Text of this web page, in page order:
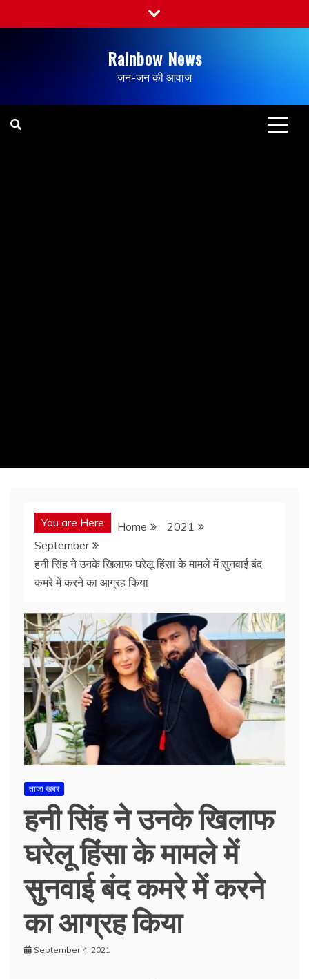
Rainbow News
जन-जन की आवाज
You are Here Home
2021
September
हनी सिंह ने उनके खिलाफ घरेलू हिंसा के मामले में सुनवाई बंद
कमरे में करने का आग्रह किया
ताजा खबर
हनी सिंह ने उनके खिलाफ
घरेलू हिंसा के मामले में
सुनवाई बंद कमरे में करने
का आग्रह किया
September 4, 2021